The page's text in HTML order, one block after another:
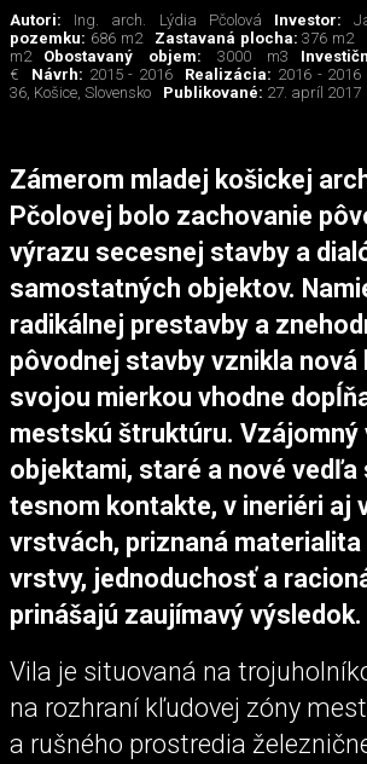
Autori: Ing. arch. Lýdia Pčolová Investor:
pozemku: 686 m2 Zastavaná plocha:376 m2
m2
Obostavaný objem: 3000 m3
€
Návrh: 2015 - 2016 Realizácia: 2016 - 2016
36, Košice, Slovensko
Publikované: 27. apríl 2017
Zámerom mladej košickej
Pčolovej bolo zachovanie
výrazu secesnej stavby a
samostatných objektov.
radikálnej prestavby a
pôvodnej stavby vznikla nová
svojou mierkou vhodne
mestskú štruktúru. Vzájomný
objektami, staré a nové vedľa
tesnom kontakte, v ineriéri aj
vrstvách, priznaná
vrstvy, jednoduchosť a
prinášajú zaujímavý výsledok.
Vila je situovaná na
na rozhraní kľudovej zóny
a rušného prostredia